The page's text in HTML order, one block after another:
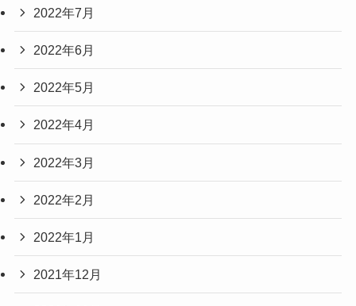
2022年7月
2022年6月
2022年5月
2022年4月
2022年3月
2022年2月
2022年1月
2021年12月